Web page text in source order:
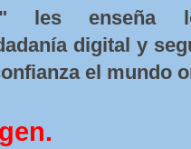
les enseña
digital y
el mundo